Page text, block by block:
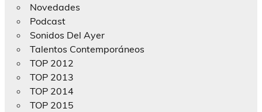
Novedades
Podcast
Sonidos Del Ayer
Talentos Contemporáneos
TOP 2012
TOP 2013
TOP 2014
TOP 2015